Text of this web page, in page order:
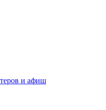
и афиш